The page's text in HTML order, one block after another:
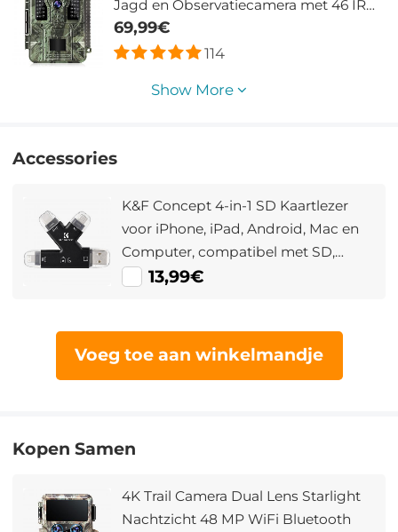
Jagd en Observatiecamera met 46 IR
Leds en 2,31" Display
69,99€
114
Show More
Accessories
K&F Concept 4-in-1 SD Kaartlezer
voor iPhone, iPad, Android, Mac en
Computer, compatibel met SD,
Micro SD en TF Kaarten, Draagbare
13,99€
Voeg toe aan winkelmandje
Kopen Samen
4K Trail Camera Dual Lens Starlight
Nachtzicht 48 MP WiFi Bluetooth